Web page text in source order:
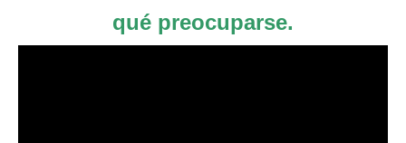
qué preocuparse.